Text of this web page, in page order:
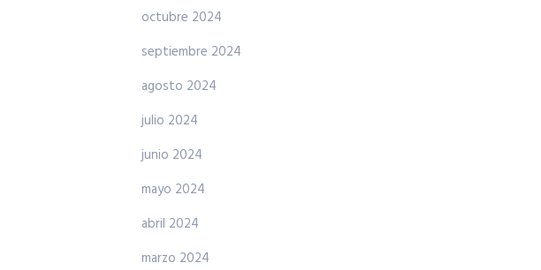
octubre 2024
septiembre 2024
agosto 2024
julio 2024
junio 2024
mayo 2024
abril 2024
marzo 2024